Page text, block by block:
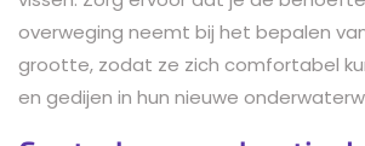
overweging neemt bij het bepalen
grootte, zodat ze zich comfortabel
en gedijen in hun nieuwe